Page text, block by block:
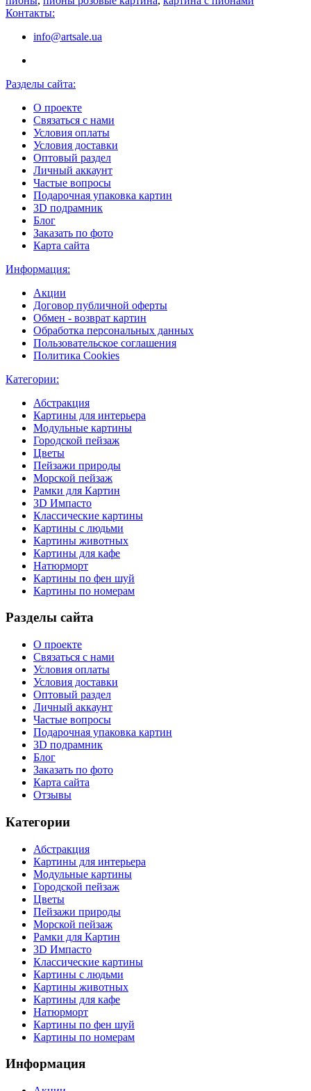
Контакты:
info@artsale.ua
Разделы сайта:
О проекте
Связаться с нами
Условия оплаты
Условия доставки
Оптовый раздел
Личный аккаунт
Частые вопросы
Подарочная упаковка картин
3D подрамник
Блог
Заказать по фото
Карта сайта
Информация:
Акции
Договор публичной оферты
Обмен - возврат картин
Обработка персональных данных
Пользовательское соглашения
Политика Cookies
Категории:
Абстракция
Картины для интерьера
Модульные картины
Городской пейзаж
Цветы
Пейзажи природы
Морской пейзаж
Рамки для Картин
3D Импасто
Классические картины
Картины с людьми
Картины животных
Картины для кафе
Натюрморт
Картины по фен шуй
Картины по номерам
Разделы сайта
О проекте
Связаться с нами
Условия оплаты
Условия доставки
Оптовый раздел
Личный аккаунт
Частые вопросы
Подарочная упаковка картин
3D подрамник
Блог
Заказать по фото
Карта сайта
Отзывы
Категории
Абстракция
Картины для интерьера
Модульные картины
Городской пейзаж
Цветы
Пейзажи природы
Морской пейзаж
Рамки для Картин
3D Импасто
Классические картины
Картины с людьми
Картины животных
Картины для кафе
Натюрморт
Картины по фен шуй
Картины по номерам
Информация